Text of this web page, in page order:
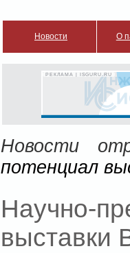
Новости О
РЕКЛАМА | ISGURU.RU
Новости
потенциал
Научно-
выставки